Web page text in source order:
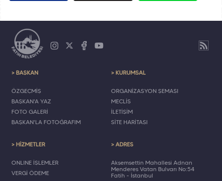
> BAŞKAN
ÖZGEÇMİŞ
BAŞKAN'A YAZ
FOTO GALERİ
BAŞKAN'LA FOTOĞRAFIM
> KURUMSAL
ORGANİZASYON ŞEMASI
MECLİS
İLETİŞİM
SİTE HARİTASI
> HİZMETLER
ONLINE İŞLEMLER
VERGİ ÖDEME
> ADRES
Akşemsettin Mahallesi Adnan
Menderes Vatan Bulvarı No:54
Fatih - İstanbul